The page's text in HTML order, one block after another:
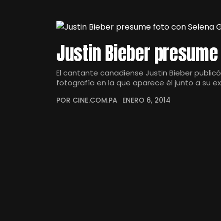
Justin Bieber
El cantante canadiense Justin Bieber
fotografía en la que aparece él junto a su
POR CINE.COM.PA ENERO 6, 2014